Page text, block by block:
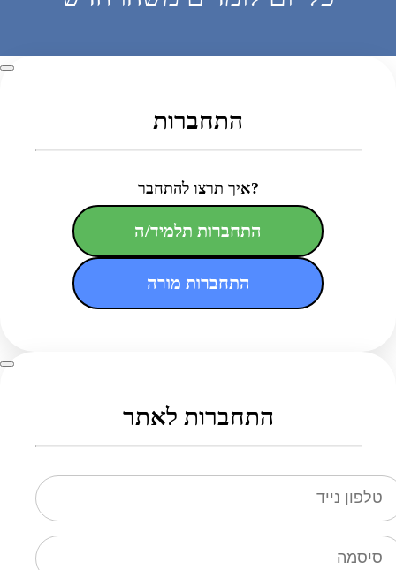
התחברות
איך תרצו להתחבר?
התחברות תלמיד/ה
התחברות מורה
התחברות לאתר